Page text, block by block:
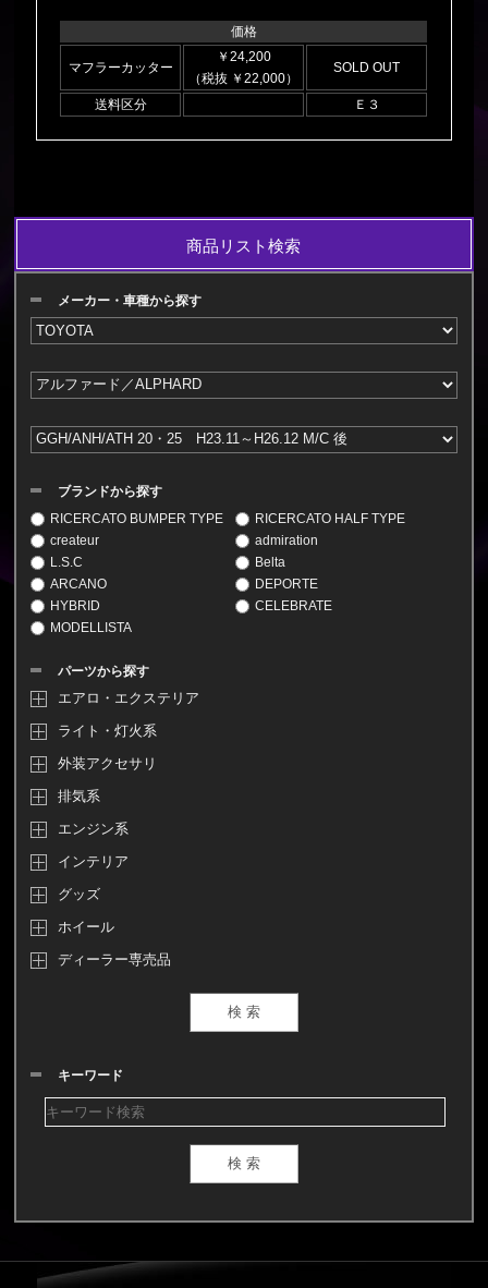
価格
マフラーカッター
￥24,200
（税抜 ￥22,000）
SOLD OUT
送料区分 Ｅ３
商品リスト検索
メーカー・車種から探す
ブランドから探す
RICERCATO BUMPER TYPE
RICERCATO HALF TYPE
createur
admiration
L.S.C
Belta
ARCANO
DEPORTE
HYBRID
CELEBRATE
MODELLISTA
パーツから探す
エアロ・エクステリア
ライト・灯火系
外装アクセサリ
排気系
エンジン系
インテリア
グッズ
ホイール
ディーラー専売品
キーワード